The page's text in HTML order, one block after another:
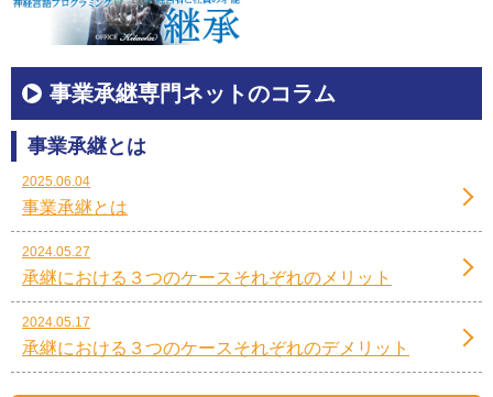
事業承継専門ネットのコラム
事業承継とは
2025.06.04
事業承継とは
2024.05.27
承継における３つのケースそれぞれのメリット
2024.05.17
承継における３つのケースそれぞれのデメリット